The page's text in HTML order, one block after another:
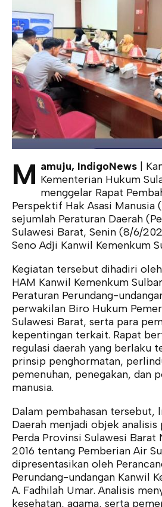
M amuju, IndigoNews |
Kementerian Hukum
menggelar Rapat
Perspektif Hak Asasi Manusia
sejumlah Peraturan Daerah
Sulawesi Barat, Senin (8/6/
Seno Adji Kanwil Kemenkum
Kegiatan tersebut dihadiri
HAM Kanwil Kemenkum
Peraturan Perundang-
perwakilan Biro Hukum
Sulawesi Barat, serta para
kepentingan terkait. Rapat
regulasi daerah yang berlaku
prinsip penghormatan,
pemenuhan, penegakan, dan
manusia.
Dalam pembahasan tersebut,
Daerah menjadi objek
Perda Provinsi Sulawesi Barat
2016 tentang Pemberian Air
dipresentasikan oleh
Perundang-undangan Kanwil
A. Fadhilah Umar. Analisis
kesehatan, agama, serta